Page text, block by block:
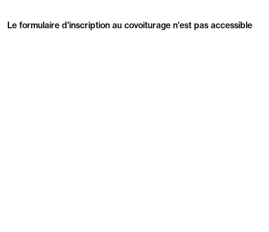
Le formulaire d'inscription au covoiturage n'est pas accessible